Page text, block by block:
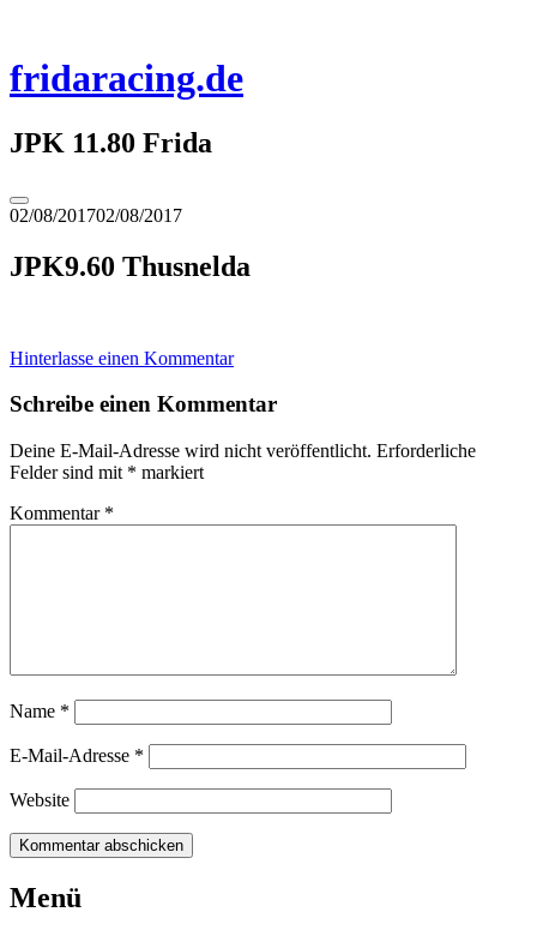
springen
fridaracing.de
JPK 11.80 Frida
Seitenleiste
umschalten
02/08/201702/08/2017
JPK9.60 Thusnelda
Hinterlasse einen Kommentar
Schreibe einen Kommentar
Deine E-Mail-Adresse wird nicht veröffentlicht. Erforderliche
Felder sind mit * markiert
Kommentar *
Name *
E-Mail-Adresse *
Website
Beitragsnavigation
←JPK9.60
Thusnelda
Menü